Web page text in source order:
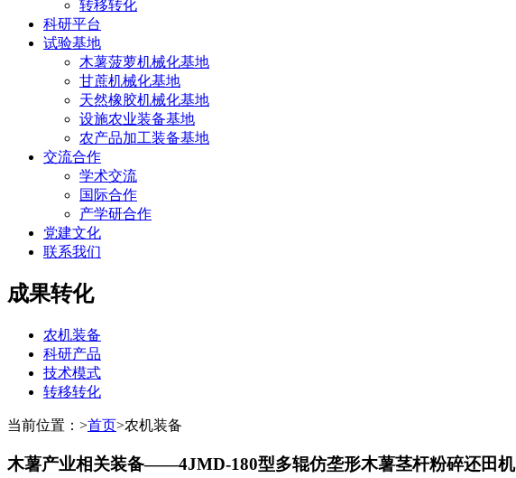
转移转化
科研平台
试验基地
木薯菠萝机械化基地
甘蔗机械化基地
天然橡胶机械化基地
设施农业装备基地
农产品加工装备基地
交流合作
学术交流
国际合作
产学研合作
党建文化
联系我们
成果转化
农机装备
科研产品
技术模式
转移转化
当前位置： >首页>农机装备
木薯产业相关装备——4JMD-180型多辊仿垄形木薯茎杆粉碎还田机